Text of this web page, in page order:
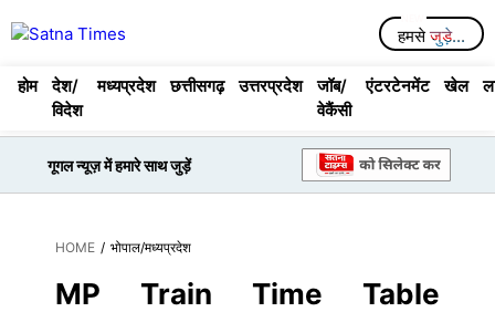
to
Menuहमसेजुड़े...
होम
देश/
विदेश
मध्यप्रदेश छत्तीसगढ़ उत्तरप्रदेश
जॉब/
वेकैंसी
एंटरटेनमेंट खेल
गूगल न्यूज़ में हमारे साथ जुड़ें
HOME / भोपाल/मध्यप्रदेश
MP Train Time Table